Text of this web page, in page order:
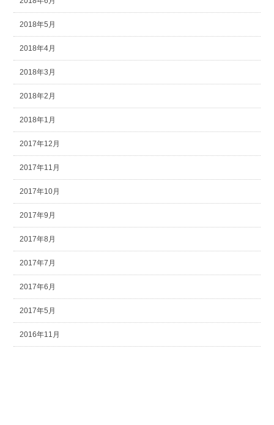
2018年5月
2018年4月
2018年3月
2018年2月
2018年1月
2017年12月
2017年11月
2017年10月
2017年9月
2017年8月
2017年7月
2017年6月
2017年5月
2016年11月